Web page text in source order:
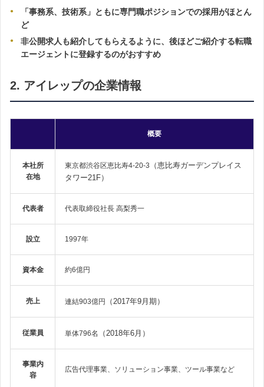
「事務系、 技術系」ともに専門職ポジションでの採用がほとん
ど
非公開求人も紹介してもらえるように、後ほどご紹介する転職
エージェントに登録するのがおすすめ
2. アイレップの企業情報
概要
本社所
在地
東京都渋谷区恵比寿4-20-3
（恵比寿ガーデンプレイス
タワー21F）
代表者 代表取締役社長 高梨秀一
設立 1997年
資本金 約6億円
売上 連結903億円 （2017年9月期）
従業員 単体796名 （2018年6月）
事業内
容
広告代理事業、ソリューション事業、ツール事業など